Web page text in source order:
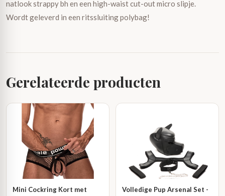
natlook strappy bh en een high-waist cut-out micro slipje.
Wordt geleverd in een ritssluiting polybag!
Gerelateerde producten
Mini Cockring Kort met
Volledige Pup Arsenal Set -